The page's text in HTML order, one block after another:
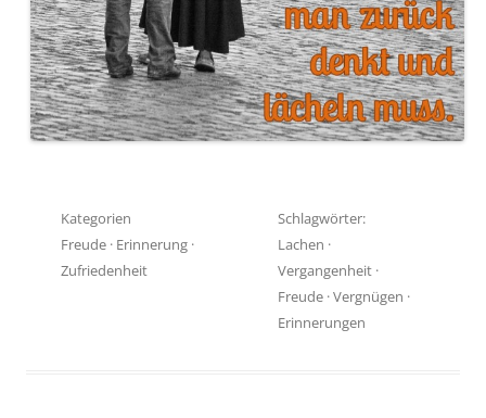
Kategorien
Freude · Erinnerung ·
Zufriedenheit
Schlagwörter:
Lachen ·
Vergangenheit ·
Freude ·Vergnügen ·
Erinnerungen